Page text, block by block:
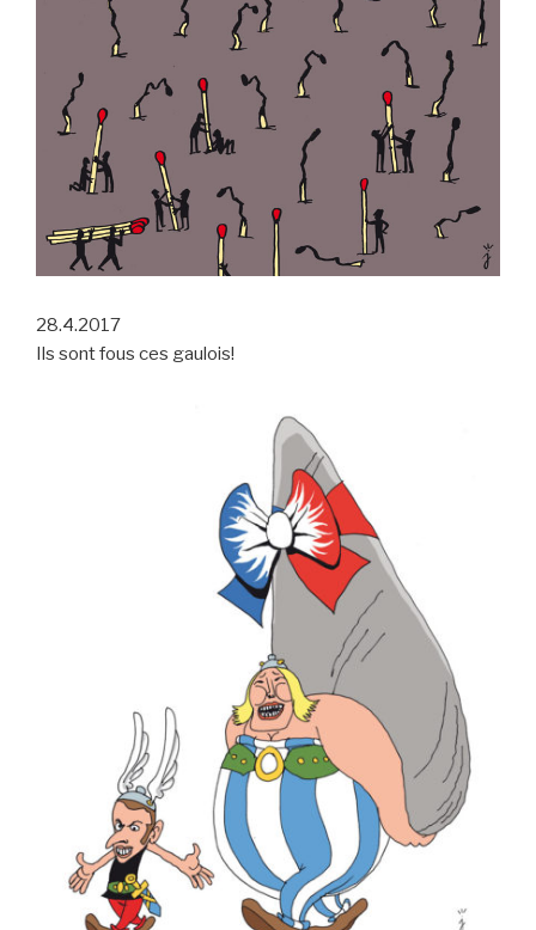
28.4.2017
Ils sont fous ces gaulois!